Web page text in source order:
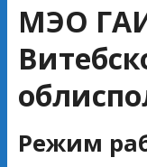
МЭО
Режим